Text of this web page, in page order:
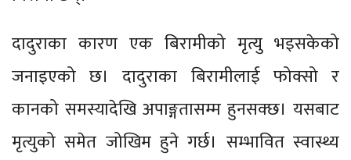
दादुराका कारण एक बिरामीको मृत्यु भइसकेको
जनाइएको छ। दादुराका बिरामीलाई फोक्सो र
कानको समस्यादेखि अपाङ्गतासम्म हुनसक्छ। यसबाट
मृत्युको समेत जोखिम हुने गर्छ। सम्भावित स्वास्थ्य